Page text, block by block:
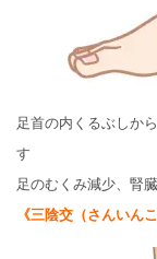
足首の内くるぶしか
す
足のむくみ減少、腎
《三陰交（さんいん